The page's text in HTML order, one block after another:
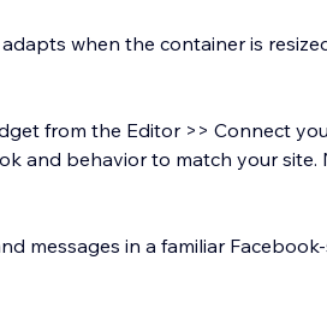
when the container is
from the Editor >> Connect
and behavior to match your site.
messages in a familiar